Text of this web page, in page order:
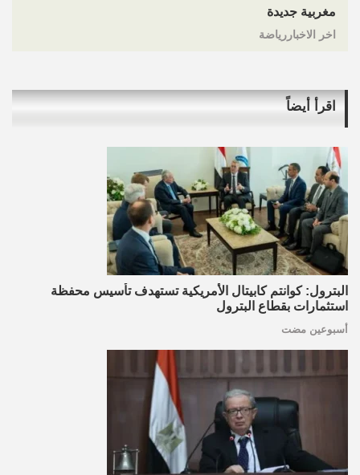
مغربية جديدة
اخر الاخباررياضة
اقرأ أيضاً
البترول: كوانتم كابيتال الأمريكية تستهدف تأسيس محفظة
استثمارات بقطاع البترول
أسبوعين مضت